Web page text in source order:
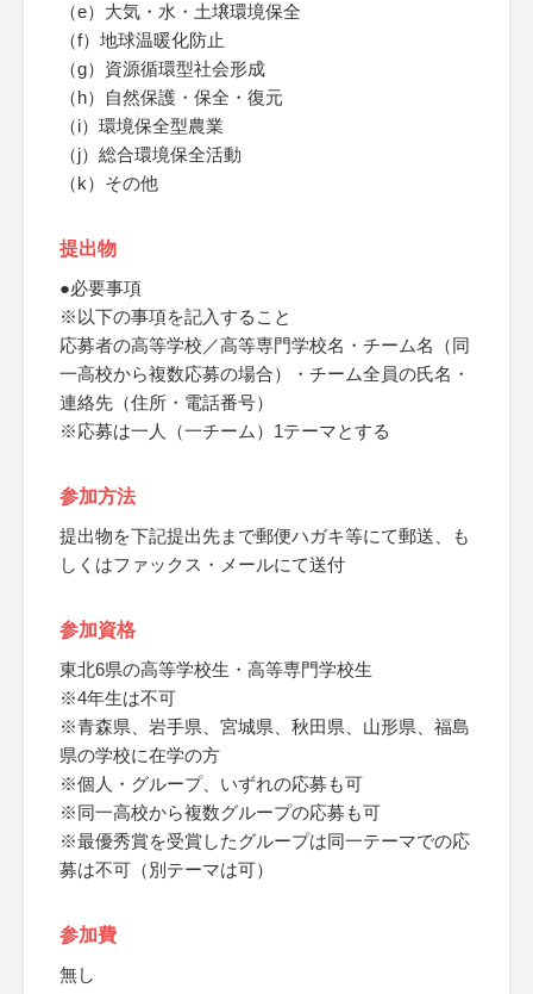
（e）大気・水・土壌環境保全
（f）地球温暖化防止
（g）資源循環型社会形成
（h）自然保護・保全・復元
（i）環境保全型農業
（j）総合環境保全活動
（k）その他
提出物
●必要事項
※以下の事項を記入すること
応募者の高等学校／高等専門学校名・チーム名（同
一高校から複数応募の場合）・チーム全員の氏名・
連絡先（住所・電話番号）
※応募は一人（一チーム）1テーマとする
参加方法
提出物を下記提出先まで郵便ハガキ等にて郵送、も
しくはファックス・メールにて送付
参加資格
東北6県の高等学校生・高等専門学校生
※4年生は不可
※青森県、岩手県、宮城県、秋田県、山形県、福島
県の学校に在学の方
※個人・グループ、いずれの応募も可
※同一高校から複数グループの応募も可
※最優秀賞を受賞したグループは同一テーマでの応
募は不可（別テーマは可）
参加費
無し